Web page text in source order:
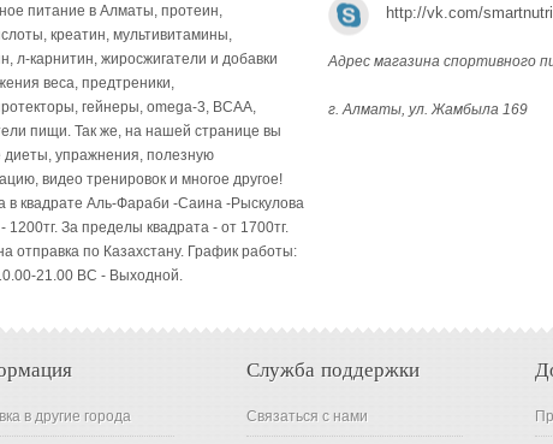
питание в Алматы, протеин,
креатин, мультивитамины,
л-карнитин, жиросжигатели и добавки
веса, предтреники,
гейнеры, omega-3, BCAA,
пищи. Так же, на нашей странице вы
диеты, упражнения, полезную
видео тренировок и многое другое!
в квадрате Аль-Фараби -Саина -Рыскулова
1200тг. За пределы квадрата - от 1700тг.
отправка по Казахстану. График работы:
21.00 ВC - Выходной.
http://vk.com/
Адрес магазина спортивного
г. Алматы, ул. Жамбыла 169
в другие города
Служба поддержки
Связаться с нами